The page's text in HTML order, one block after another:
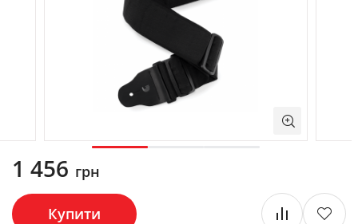
1 456 грн
Купити